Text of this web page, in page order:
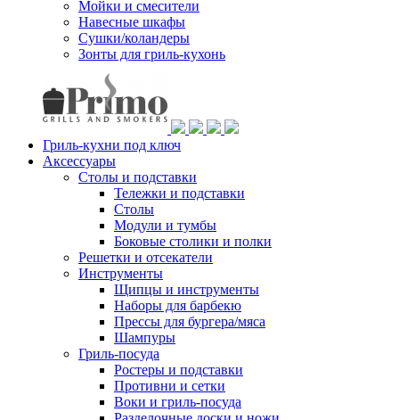
Мойки и смесители
Навесные шкафы
Сушки/коландеры
Зонты для гриль-кухонь
Гриль-кухни под ключ
Аксессуары
Столы и подставки
Тележки и подставки
Столы
Модули и тумбы
Боковые столики и полки
Решетки и отсекатели
Инструменты
Щипцы и инструменты
Наборы для барбекю
Прессы для бургера/мяса
Шампуры
Гриль-посуда
Ростеры и подставки
Противни и сетки
Воки и гриль-посуда